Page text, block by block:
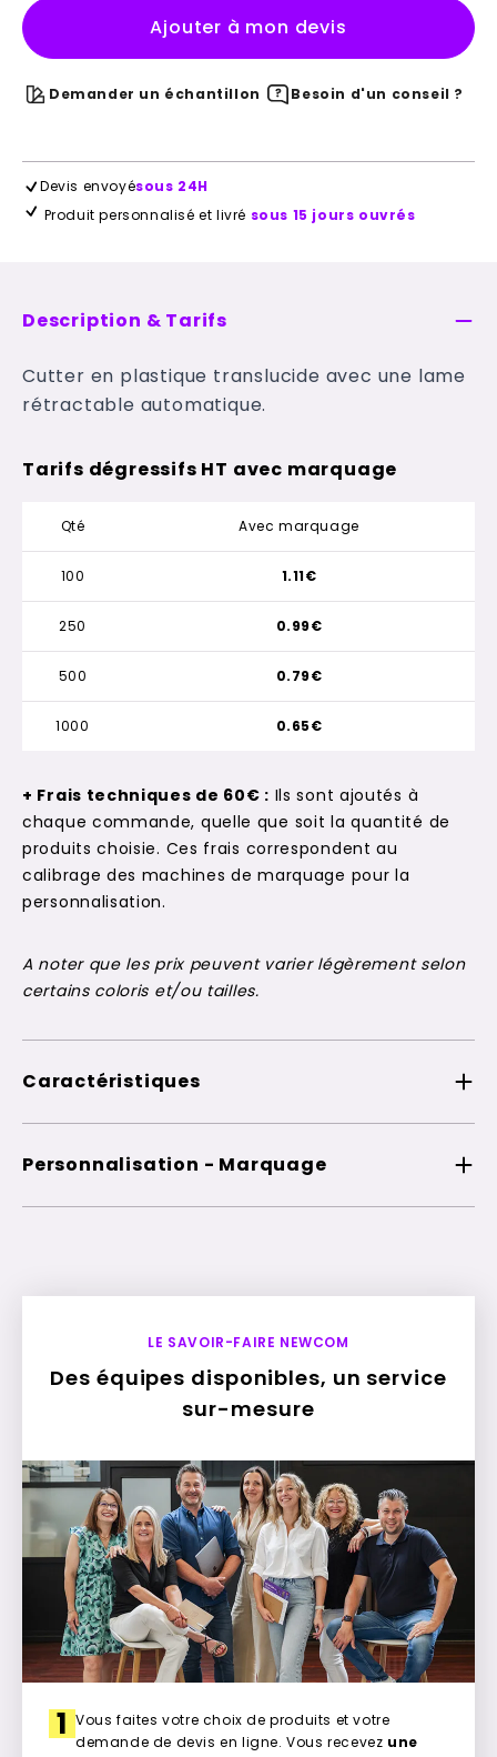
Ajouter à mon devis
Demander un échantillon Besoin d'un conseil ?
Devis envoyésous 24H
Produit personnalisé et livré sous 15 jours ouvrés
Description & Tarifs
Cutter en plastique translucide avec une lame
rétractable automatique.
Tarifs dégressifs HT avec marquage
Qté Avec marquage
100
250
500
1000
1.11€
0.99€
0.79€
0.65€
+ Frais techniques de 60€ : Ils sont ajoutés à
chaque commande, quelle que soit la quantité de
produits choisie. Ces frais correspondent au
calibrage des machines de marquage pour la
personnalisation.
A noter que les prix peuvent varier légèrement selon
certains coloris et/ou tailles.
Caractéristiques
Personnalisation - Marquage
LE SAVOIR-FAIRE NEWCOM
Des équipes disponibles, un service
sur-mesure
1 Vous faites votre choix de produits et votre
demande de devis en ligne. Vous recevez une